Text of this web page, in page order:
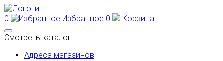
0 Избранное 0
Корзина
Смотреть каталог
Адреса магазинов